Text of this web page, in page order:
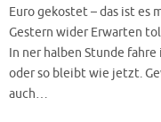
Euro gekostet – das ist es
Gestern wider Erwarten
In ner halben Stunde fahre
oder so bleibt wie jetzt.
auch…